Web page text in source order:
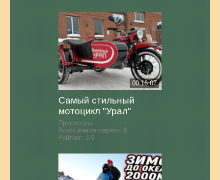
00:16:07
Самый стильный
мотоцикл "Урал"
Просмотры:
Всего комментариев: 0
Рейтинг: 5.0